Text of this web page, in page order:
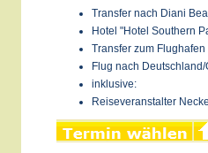
Transfer nach Diani
Hotel "Hotel Southern
Transfer zum Flughafen
Flug nach
inklusive:
Reiseveranstalter